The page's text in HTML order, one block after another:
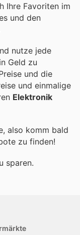
Ihre Favoriten im
und den
nutze jede
Geld zu
und die
und einmalige
Elektronik
also komm bald
zu finden!
sparen.